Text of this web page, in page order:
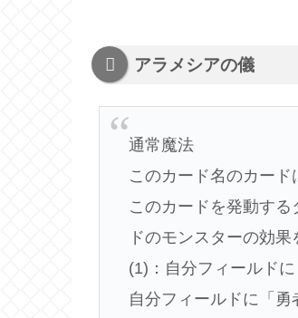
アラメシアの儀
通常魔法
このカード名のカード
このカードを発動す
ドのモンスターの効果
(1)：自分フィールド
自分フィールドに「